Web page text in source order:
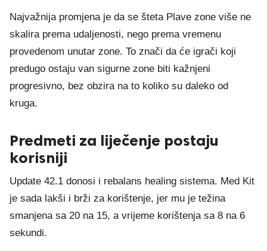
Najvažnija promjena je da se šteta Plave zone više ne
skalira prema udaljenosti, nego prema vremenu
provedenom unutar zone. To znači da će igrači koji
predugo ostaju van sigurne zone biti kažnjeni
progresivno, bez obzira na to koliko su daleko od
kruga.
Predmeti za liječenje postaju
korisniji
Update 42.1 donosi i rebalans healing sistema. Med Kit
je sada lakši i brži za korištenje, jer mu je težina
smanjena sa 20 na 15, a vrijeme korištenja sa 8 na 6
sekundi.